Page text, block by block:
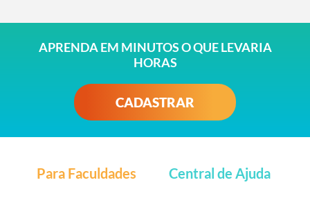
APRENDA EM MINUTOS O QUE LEVARIA
HORAS
CADASTRAR
Para Faculdades Central de Ajuda